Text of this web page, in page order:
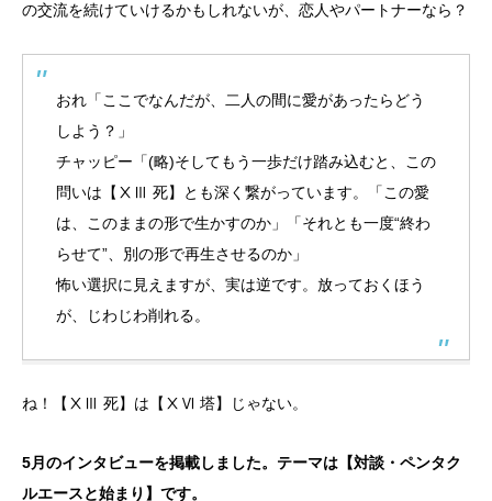
の交流を続けていけるかもしれないが、恋人やパートナーなら？
おれ「ここでなんだが、二人の間に愛があったらどう
しよう？」
チャッピー「(略)そしてもう一歩だけ踏み込むと、この
問いは【ⅩⅢ 死】とも深く繋がっています。「この愛
は、このままの形で生かすのか」「それとも一度“終わ
らせて”、別の形で再生させるのか」
怖い選択に見えますが、実は逆です。放っておくほう
が、じわじわ削れる。
ね！【ⅩⅢ 死】は【ⅩⅥ 塔】じゃない。
5月のインタビューを掲載しました。テーマは【対談・ペンタク
ルエースと始まり】です。